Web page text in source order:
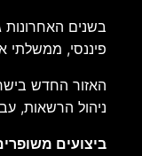
בשנים האחרונות
פיננסי, ממשלתי
ניהול הרשאות,
ביצועים